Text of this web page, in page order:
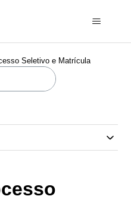
Seletivo e Matrícula